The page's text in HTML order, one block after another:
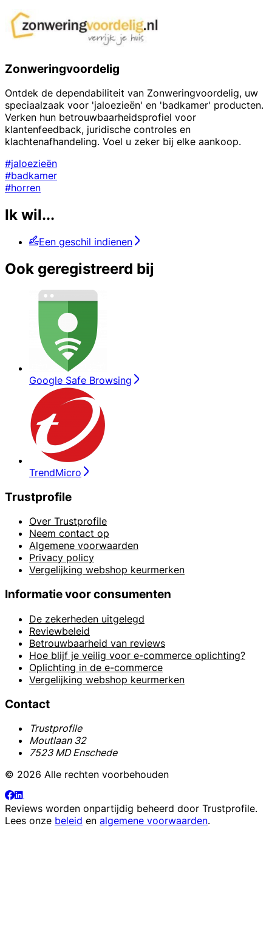
Zonweringvoordelig
Ontdek de dependabiliteit van Zonweringvoordelig, uw
speciaalzaak voor 'jaloezieën' en 'badkamer' producten.
Verken hun betrouwbaarheidsprofiel voor
klantenfeedback, juridische controles en
klachtenafhandeling. Voel u zeker bij elke aankoop.
#jaloezieën
#badkamer
#horren
Ik wil...
Een geschil indienen
Ook geregistreerd bij
Google Safe Browsing
TrendMicro
Trustprofile
Over Trustprofile
Neem contact op
Algemene voorwaarden
Privacy policy
Vergelijking webshop keurmerken
Informatie voor consumenten
De zekerheden uitgelegd
Reviewbeleid
Betrouwbaarheid van reviews
Hoe blijf je veilig voor e-commerce oplichting?
Oplichting in de e-commerce
Vergelijking webshop keurmerken
Contact
Trustprofile
Moutlaan 32
7523 MD Enschede
© 2026 Alle rechten voorbehouden
Reviews worden onpartijdig beheerd door Trustprofile.
Lees onze beleid en algemene voorwaarden.